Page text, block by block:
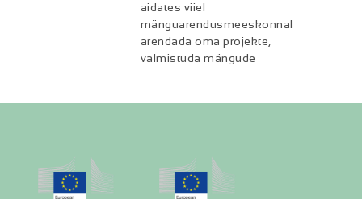
aidates viiel
mänguarendusmeeskonnal
arendada oma projekte,
valmistuda mängude